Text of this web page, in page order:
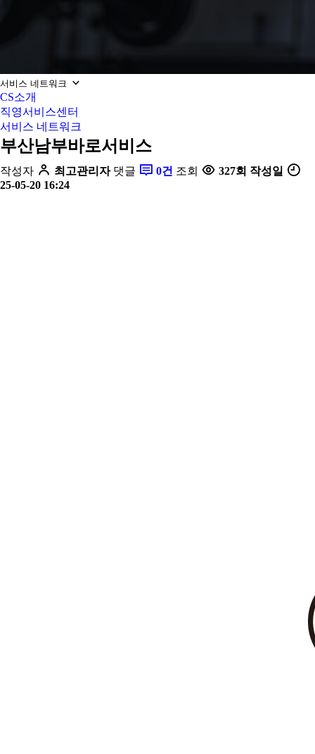
서비스 네트워크
CS소개
직영서비스센터
서비스 네트워크
부산남부바로서비스
작성자 최고관리자 댓글 0건 조회 327회 작성일
25-05-20 16:24